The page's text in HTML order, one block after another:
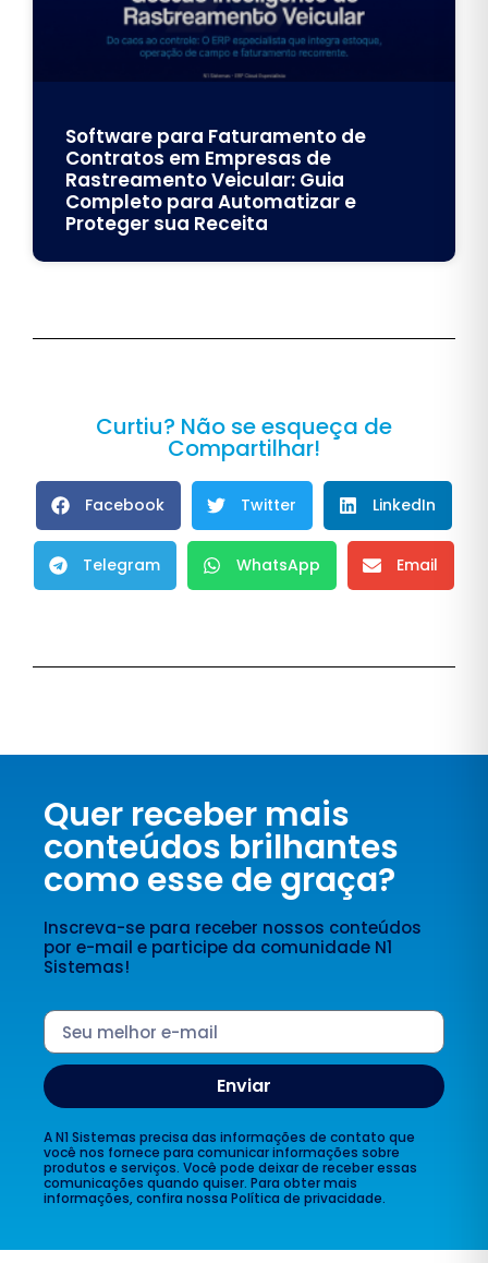
Software para Faturamento de
Contratos em Empresas de
Rastreamento Veicular: Guia
Completo para Automatizar e
Proteger sua Receita
Curtiu? Não se esqueça de
Compartilhar!
Facebook Twitter LinkedIn
Telegram WhatsApp Email
Quer receber mais
conteúdos brilhantes
como esse de graça?
Inscreva-se para receber nossos conteúdos
por e-mail e participe da comunidade N1
Sistemas!
Enviar
A N1 Sistemas precisa das informações de contato que
você nos fornece para comunicar informações sobre
produtos e serviços. Você pode deixar de receber essas
comunicações quando quiser. Para obter mais
informações, confira nossa Política de privacidade.